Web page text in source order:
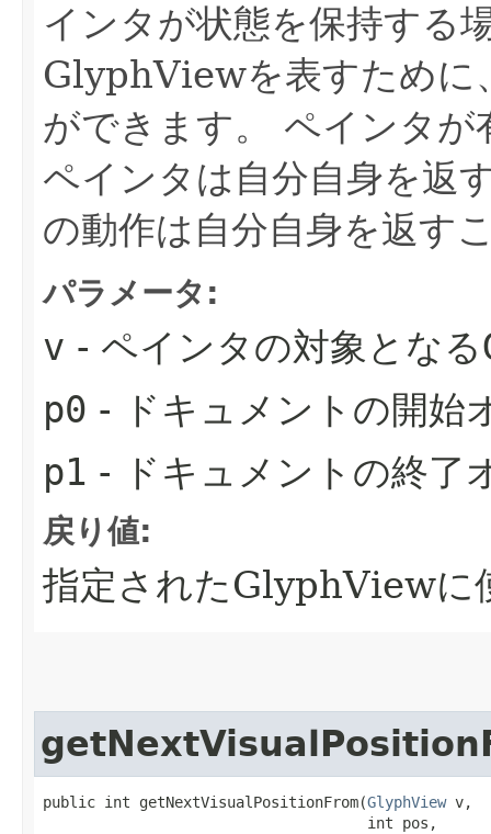
インタが状態を保持する
GlyphViewを表すために
ができます。
ペインタが
ペインタは自分自身を返
の動作は自分自身を返す
パラメータ:
v - ペインタの対象となる
p0 - ドキュメントの開
p1 - ドキュメントの終
戻り値:
指定されたGlyphViewに
public int getNextVisualPositionFrom​(GlyphView v,
                                     int pos,